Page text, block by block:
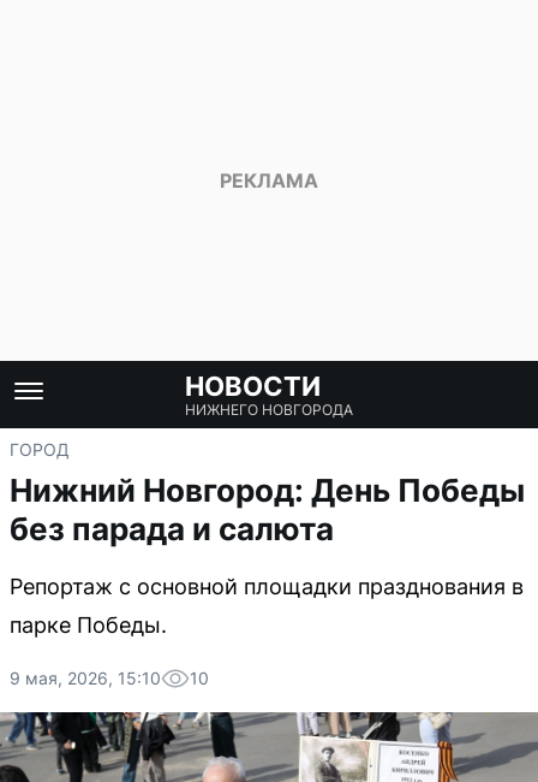
НОВОСТИ
НИЖНЕГО НОВГОРОДА
ГОРОД
Нижний Новгород: День Победы
без парада и салюта
Репортаж с основной площадки празднования в
парке Победы.
9 мая, 2026, 15:10 10